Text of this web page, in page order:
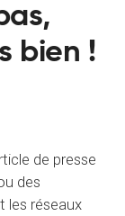
bien !
de presse
des
les réseaux